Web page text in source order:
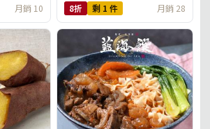
月銷 10 8折 剩 1 件 月銷 28